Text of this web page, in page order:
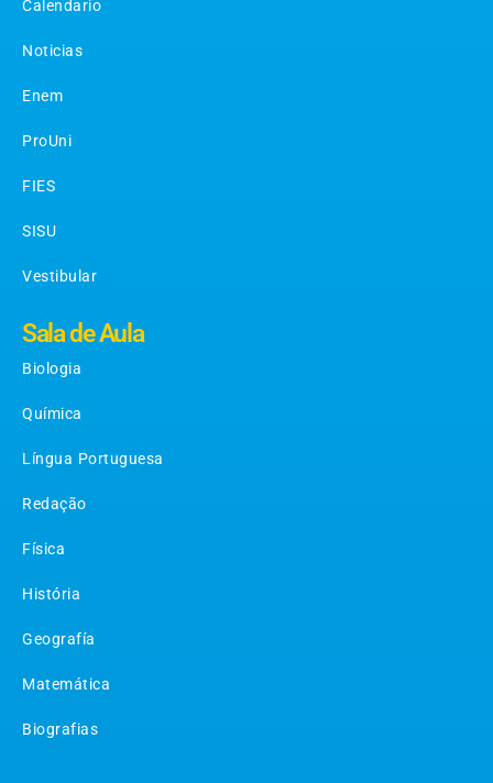
Calendario
Noticias
Enem
ProUni
FIES
SISU
Vestibular
Sala de Aula
Biologia
Química
Língua Portuguesa
Redação
Física
História
Geografía
Matemática
Biografias